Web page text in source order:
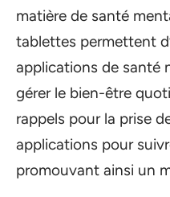
matière de santé
tablettes permettent
applications de santé
gérer le bien-être
rappels pour la prise
applications pour
promouvant ainsi un